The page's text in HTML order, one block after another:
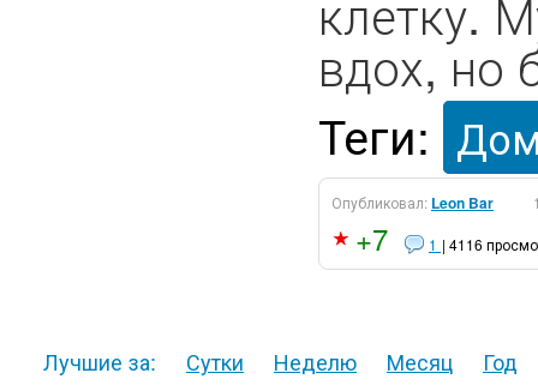
клетку.
вдох, но
Теги:
Опубликовал: Leon Bar
+7 1 | 4116
Лучшие за: Сутки Неделю Месяц Год